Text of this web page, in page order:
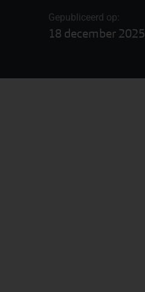
Gepubliceerd op:
18 december 2025